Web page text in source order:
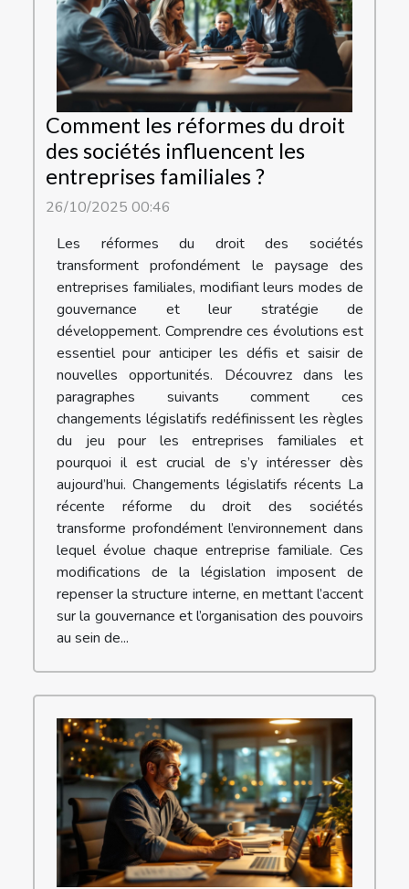
Comment les réformes du droit
des sociétés influencent les
entreprises familiales ?
26/10/2025 00:46
Les réformes du droit des sociétés
transforment profondément le paysage des
entreprises familiales, modifiant leurs modes de
gouvernance et leur stratégie de
développement. Comprendre ces évolutions est
essentiel pour anticiper les défis et saisir de
nouvelles opportunités. Découvrez dans les
paragraphes suivants comment ces
changements législatifs redéfinissent les règles
du jeu pour les entreprises familiales et
pourquoi il est crucial de s’y intéresser dès
aujourd’hui. Changements législatifs récents La
récente réforme du droit des sociétés
transforme profondément l’environnement dans
lequel évolue chaque entreprise familiale. Ces
modifications de la législation imposent de
repenser la structure interne, en mettant l’accent
sur la gouvernance et l’organisation des pouvoirs
au sein de...